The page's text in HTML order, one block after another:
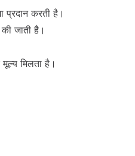
करती है।
जाती है।
मिलता है।